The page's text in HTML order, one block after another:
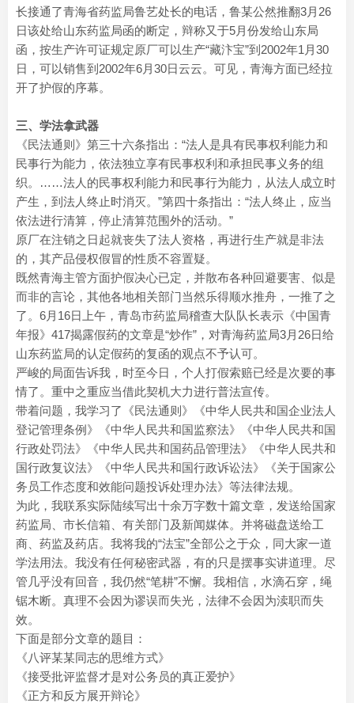
长接通了青海省药监局鲁艺处长的电话，鲁某公然推翻3月26
日该处给山东药监局函的断定，辩称又于5月份发给山东局
函，按生产许可证规定原厂可以生产“藏汴宝”到2002年1月30
日，可以销售到2002年6月30日云云。可见，青海方面已经拉
开了护假的序幕。
三、学法拿武器
《民法通则》第三十六条指出：“法人是具有民事权利能力和
民事行为能力，依法独立享有民事权利和承担民事义务的组
织。……法人的民事权利能力和民事行为能力，从法人成立时
产生，到法人终止时消灭。”第四十条指出：“法人终止，应当
依法进行清算，停止清算范围外的活动。”
原厂在注销之日起就丧失了法人资格，再进行生产就是非法
的，其产品侵权假冒的性质不容置疑。
既然青海主管方面护假决心已定，并散布各种回避要害、似是
而非的言论，其他各地相关部门当然乐得顺水推舟，一推了之
了。6月16日上午，青岛市药监局稽查大队队长表示《中国青
年报》417揭露假药的文章是“炒作”，对青海药监局3月26日给
山东药监局的认定假药的复函的观点不予认可。
严峻的局面告诉我，时至今日，个人打假索赔已经是次要的事
情了。重中之重应当借此契机大力进行普法宣传。
带着问题，我学习了《民法通则》《中华人民共和国企业法人
登记管理条例》《中华人民共和国监察法》《中华人民共和国
行政处罚法》《中华人民共和国药品管理法》《中华人民共和
国行政复议法》《中华人民共和国行政诉讼法》《关于国家公
务员工作态度和效能问题投诉处理办法》等法律法规。
为此，我联系实际陆续写出十余万字数十篇文章，发送给国家
药监局、市长信箱、有关部门及新闻媒体。并将磁盘送给工
商、药监及药店。我将我的“法宝”全部公之于众，同大家一道
学法用法。我没有任何秘密武器，有的只是摆事实讲道理。尽
管几乎没有回音，我仍然“笔耕”不懈。我相信，水滴石穿，绳
锯木断。真理不会因为谬误而失光，法律不会因为渎职而失
效。
下面是部分文章的题目：
《八评某某同志的思维方式》
《接受批评监督才是对公务员的真正爱护》
《正方和反方展开辩论》